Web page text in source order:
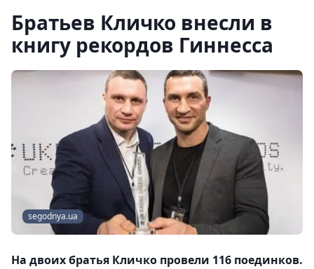
Братьев Кличко внесли в
книгу рекордов Гиннесса
segodnya.ua
На двоих братья Кличко провели 116 поединков.